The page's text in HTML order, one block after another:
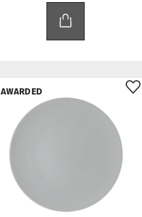
AWARDED